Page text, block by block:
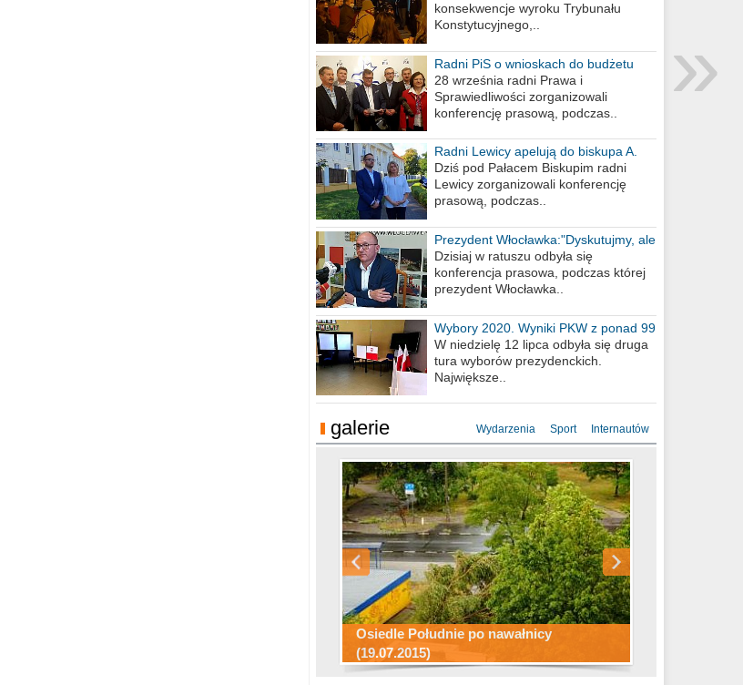
konsekwencje wyroku Trybunału
Konstytucyjnego,..
Radni PiS o wnioskach do budżetu
miasta na 2021 rok
28 września radni Prawa i
Sprawiedliwości zorganizowali
konferencję prasową, podczas..
Radni Lewicy apelują do biskupa A.
Wiesława Meringa
Dziś pod Pałacem Biskupim radni
Lewicy zorganizowali konferencję
prasową, podczas..
Prezydent Włocławka:"Dyskutujmy, ale
nie obrażajmy się”
Dzisiaj w ratuszu odbyła się
konferencja prasowa, podczas której
prezydent Włocławka..
Wybory 2020. Wyniki PKW z ponad 99
procent obwodów
W niedzielę 12 lipca odbyła się druga
tura wyborów prezydenckich.
Największe..
galerie Wydarzenia Sport Internautów
Osiedle Południe po nawałnicy
(19.07.2015)
Wizytówka Włocławka
polowanie wigilijne 2014
Miasto kładzie się do snu .
Konkurs fotograficzny "Co to za
miejsca"
Ścieżka rowerowa w naszym mieście
»